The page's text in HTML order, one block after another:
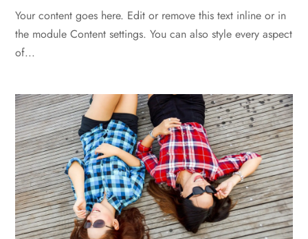
Your content goes here. Edit or remove this text inline or in
the module Content settings. You can also style every aspect
of...